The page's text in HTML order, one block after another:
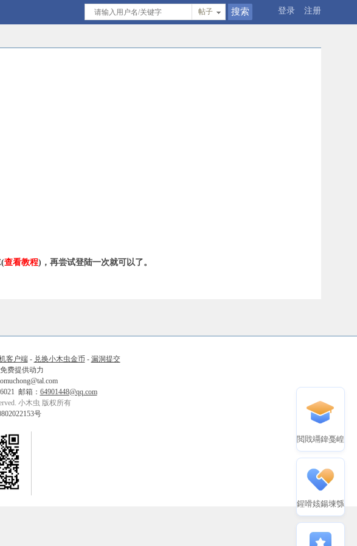
登录 注册
帖子
查看教程)，再尝试登陆一次就可以了。
客户端- 兑换小木虫金币 - 漏洞提交
费提供动力
邮箱： 64901448@qq.com
小木虫 版权所有
号
閲戝竵鍏戞崲
鍟嗗姟鍚堜綔